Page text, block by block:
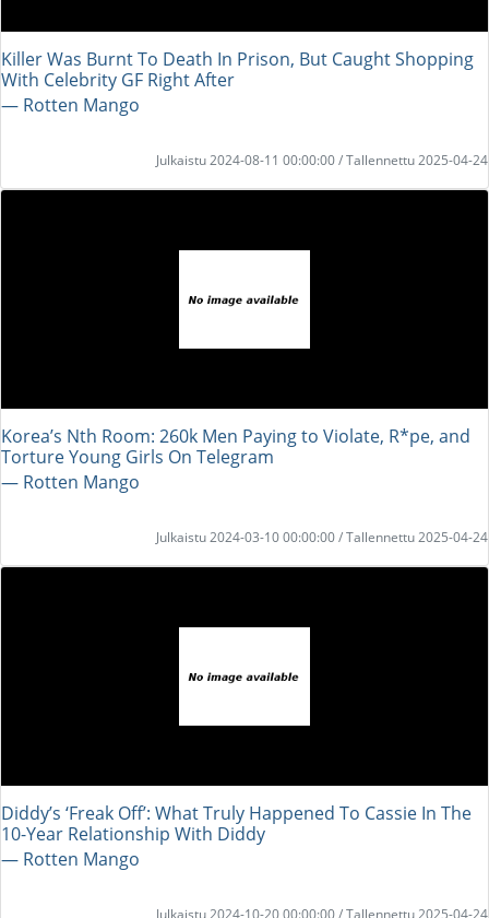
Killer Was Burnt To Death In Prison, But Caught Shopping
With Celebrity GF Right After
― Rotten Mango
Julkaistu 2024-08-11 00:00:00 / Tallennettu 2025-04-24
Korea’s Nth Room: 260k Men Paying to Violate, R*pe, and
Torture Young Girls On Telegram
― Rotten Mango
Julkaistu 2024-03-10 00:00:00 / Tallennettu 2025-04-24
Diddy’s ‘Freak Off’: What Truly Happened To Cassie In The
10-Year Relationship With Diddy
― Rotten Mango
Julkaistu 2024-10-20 00:00:00 / Tallennettu 2025-04-24